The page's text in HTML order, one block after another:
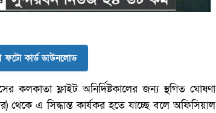
ফটো কার্ড ডাউনলোড
কলকাতা ফ্লাইট অনির্দিষ্টকালের জন্য স্থগিত ঘোষণা
এ সিদ্ধান্ত কার্যকর হতে যাচ্ছে বলে অফিসিয়াল